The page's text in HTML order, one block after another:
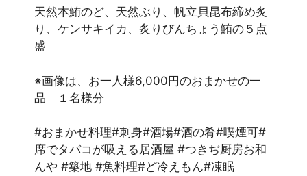
天然本鮪のど、天然ぶり、帆立貝昆布締め炙
り、ケンサキイカ、炙りびんちょう鮪の５点
盛
※画像は、お一人様6,000円のおまかせの一
品 １名様分
#おまかせ料理#刺身#酒場#酒の肴#喫煙可#
席でタバコが吸える居酒屋 #つきぢ厨房お和
んや #築地 #魚料理#ど冷えもん#凍眠